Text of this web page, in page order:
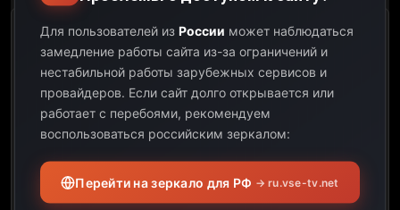
т/с Ветреный холм. 152 с.
00:50
Открыть описание
Для пользователей из России может наблюдаться
замедление работы сайта из-за ограничений и
нестабильной работы зарубежных сервисов и
провайдеров. Если сайт долго открывается или
работает с перебоями, рекомендуем
воспользоваться российским зеркалом:
Перейти на зеркало для РФ → ru.vse-tv.net